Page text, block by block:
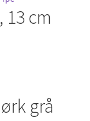
13 cm
grå